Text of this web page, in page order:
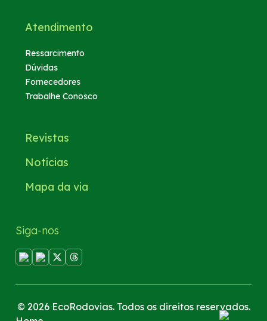
Atendimento
Ressarcimento
Dúvidas
Fornecedores
Trabalhe Conosco
Revistas
Notícias
Mapa da via
Siga-nos
© 2026 EcoRodovias. Todos os direitos reservados.